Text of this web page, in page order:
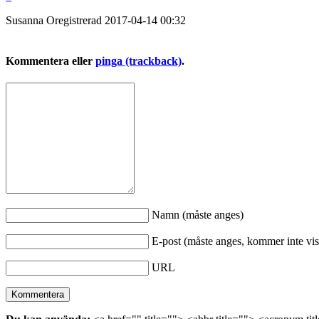
Susanna Oregistrerad 2017-04-14 00:32
Kommentera eller pinga (trackback).
Namn (måste anges)
E-post (måste anges, kommer inte
URL